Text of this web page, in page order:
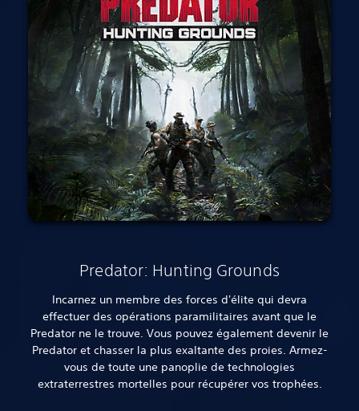
Predator: Hunting Grounds
Incarnez un membre des forces d'élite qui devra
effectuer des opérations paramilitaires avant que le
Predator ne le trouve. Vous pouvez également devenir le
Predator et chasser la plus exaltante des proies. Armez-
vous de toute une panoplie de technologies
extraterrestres mortelles pour récupérer vos trophées.